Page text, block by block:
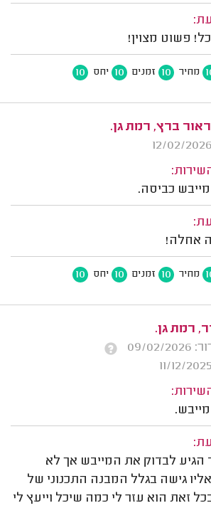
פשוט מצוין!
מחיר 10 זמנים 10 יחס 10
ברץ, רמת גן.
כביסה.
אחלה!
מחיר 10 זמנים 10 יחס 10
רמת גן.
2026
הגיע לבדוק את המייבש אך לא
גישה בגלל המבנה התכנוני של
זאת הוא עזר לי כמה שיכל וייעץ לי